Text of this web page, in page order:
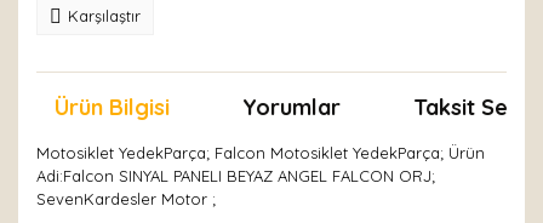
Karşılaştır
Ürün Bilgisi Yorumlar Taksit
Motosiklet YedekParça; Falcon Motosiklet YedekParça; Ürün
Adi:Falcon SINYAL PANELI BEYAZ ANGEL FALCON ORJ;
SevenKardesler Motor ;